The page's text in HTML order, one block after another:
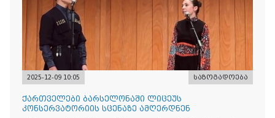
2025-12-09 10:05 საზოგადოება
ქართველები ბარსელონაში ლიცეუს
კონსერვატორიის სცენაზე ამღერდნენ